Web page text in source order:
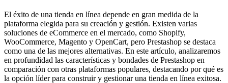
El éxito de una tienda en línea depende en gran medida de la
plataforma elegida para su creación y gestión. Existen varias
soluciones de eCommerce en el mercado, como Shopify,
WooCommerce, Magento y OpenCart, pero Prestashop se destaca
como una de las mejores alternativas. En este artículo, analizaremos
en profundidad las características y bondades de Prestashop en
comparación con otras plataformas populares, destacando por qué es
la opción líder para construir y gestionar una tienda en línea exitosa.